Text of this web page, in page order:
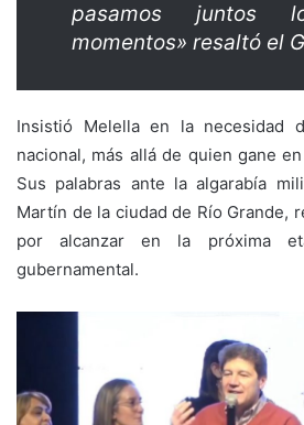
pasamos juntos
momentos» resaltó el
Insistió Melella en la necesidad
nacional, más allá de quien gane
Sus palabras ante la algarabía
Martín de la ciudad de Río Grande,
por alcanzar en la próxima
gubernamental.